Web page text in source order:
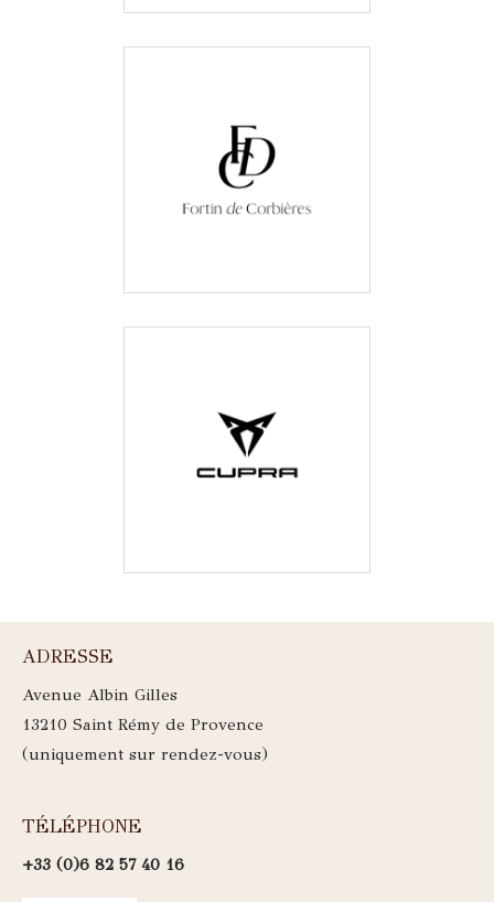
ADRESSE
Avenue Albin Gilles
13210 Saint Rémy de Provence
(uniquement sur rendez-vous)
TÉLÉPHONE
+33 (0)6 82 57 40 16